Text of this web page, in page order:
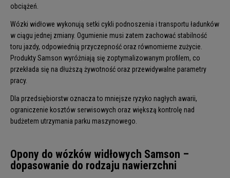
obciążeń.
Wózki widłowe wykonują setki cykli podnoszenia i transportu ładunków
w ciągu jednej zmiany. Ogumienie musi zatem zachować stabilność
toru jazdy, odpowiednią przyczepność oraz równomierne zużycie.
Produkty Samson wyróżniają się zoptymalizowanym profilem, co
przekłada się na dłuższą żywotność oraz przewidywalne parametry
pracy.
Dla przedsiębiorstw oznacza to mniejsze ryzyko nagłych awarii,
ograniczenie kosztów serwisowych oraz większą kontrolę nad
budżetem utrzymania parku maszynowego.
Opony do wózków widłowych Samson –
dopasowanie do rodzaju nawierzchni